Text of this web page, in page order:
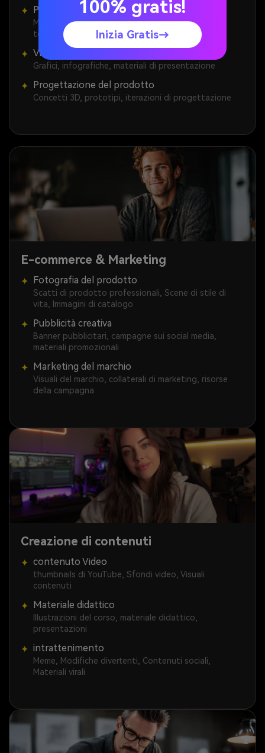
✦ Progettazione tecnica
Mockup UI/UX, interfacce app, visualizzazioni
tecniche
✦ Visualizzazione dei dati
Grafici, infografiche, materiali di presentazione
✦ Progettazione del prodotto
Concetti 3D, prototipi, iterazioni di progettazione
E-commerce & Marketing
✦ Fotografia del prodotto
Scatti di prodotto professionali, Scene di stile di
vita, Immagini di catalogo
✦ Pubblicità creativa
Banner pubblicitari, campagne sui social media,
materiali promozionali
✦ Marketing del marchio
Visuali del marchio, collaterali di marketing, risorse
della campagna
Creazione di contenuti
✦ contenuto Video
thumbnails di YouTube, Sfondi video, Visuali
contenuti
✦ Materiale didattico
Illustrazioni del corso, materiale didattico,
presentazioni
✦ intrattenimento
Meme, Modifiche divertenti, Contenuti sociali,
Materiali virali
100% gratis!
Inizia Gratis→